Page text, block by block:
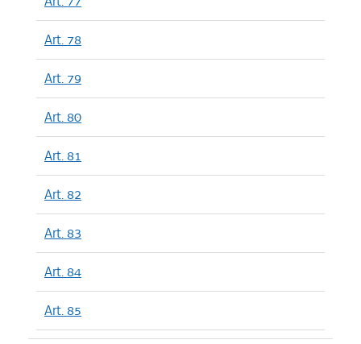
Art. 78
Art. 79
Art. 80
Art. 81
Art. 82
Art. 83
Art. 84
Art. 85